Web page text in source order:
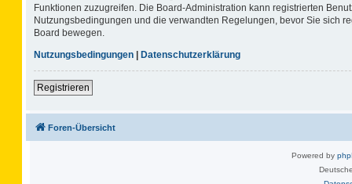
Funktionen zuzugreifen. Die Board-Administration kann registrierten
Nutzungsbedingungen und die verwandten Regelungen, bevor Sie sich
Board bewegen.
Nutzungsbedingungen | Datenschutzerklärung
Registrieren
Foren-Übersicht
Powered by